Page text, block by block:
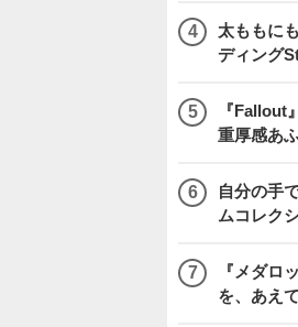
太ももに
ディング
『Fallout
重厚感あ
自分の手
ムコレク
『メダロ
を、あえ